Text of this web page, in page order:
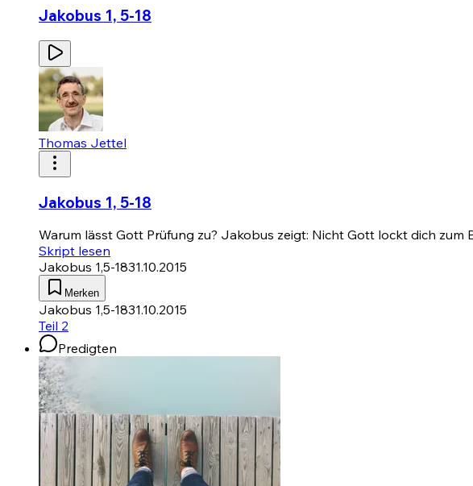
Jakobus 1, 5-18
Thomas Jettel
Jakobus 1, 5-18
Warum lässt Gott Prüfung zu? Jakobus zeigt: Nicht Gott lockt dich
Skript lesen
Jakobus 1,5-1831.10.2015
Merken
Jakobus 1,5-1831.10.2015
Teil 2
Predigten